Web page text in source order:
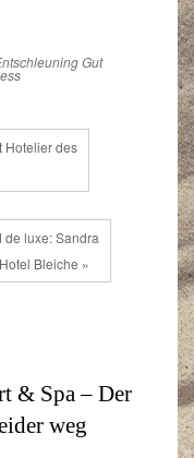
Gut
Hotelier des
de luxe: Sandra
Bleiche »
& Spa – Der
weg